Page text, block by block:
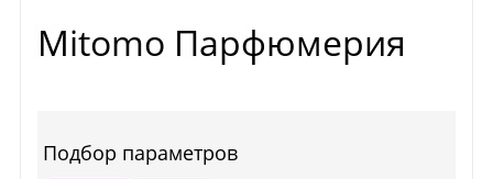
Mitomo Парфюмерия
Подбор параметров